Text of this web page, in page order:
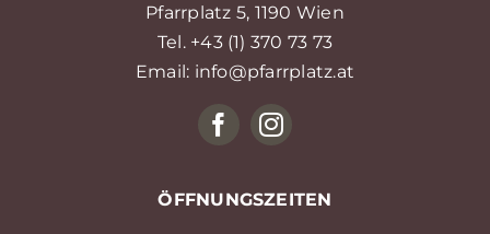
Pfarrplatz 5, 1190 Wien
Tel. +43 (1) 370 73 73
Email: info@pfarrplatz.at
ÖFFNUNGSZEITEN